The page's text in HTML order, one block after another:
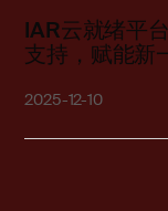
IAR云就绪平
支持，赋能新
2025-12-10